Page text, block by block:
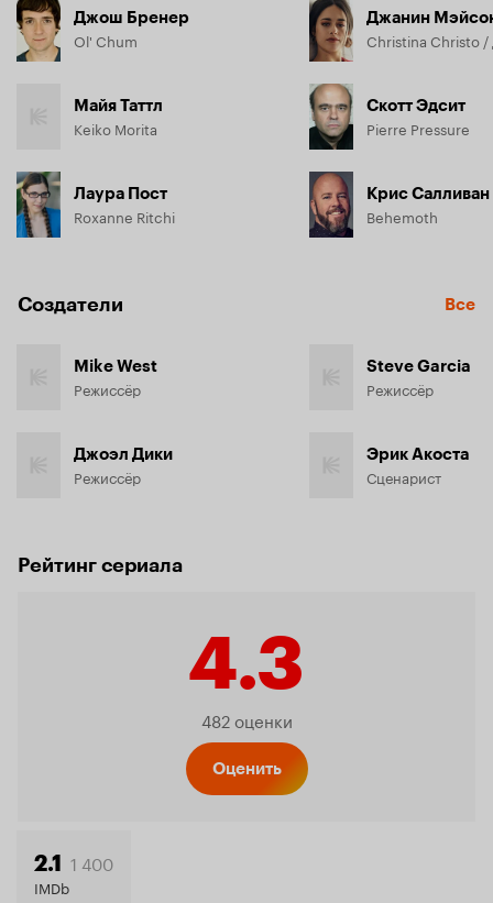
Джош Бренер
Ol' Chum
Майя Таттл
Keiko Morita
Лаура Пост
Roxanne Ritchi
Джанин
Скотт Эдсит
Pierre Pressure
Крис Салливан
Behemoth
Создатели Все
Mike West
Режиссёр
Джоэл Дики
Режиссёр
Steve Garcia
Режиссёр
Эрик Акоста
Сценарист
Рейтинг сериала
4.3
Рейтинг
482 оценки
Оценить
2.1 1 400
IMDb